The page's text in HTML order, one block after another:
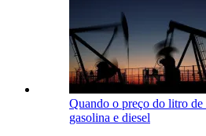
Quando o preço do litro de
gasolina e diesel